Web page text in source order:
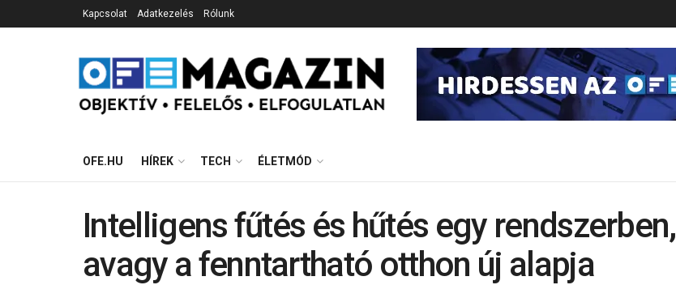
Kapcsolat Adatkezelés Rólunk
OFE.HU HÍREK TECH ÉLETMÓD
Intelligens fűtés és hűtés egy rendszerben,
avagy a fenntartható otthon új alapja